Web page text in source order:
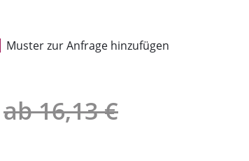
Muster zur Anfrage hinzufügen
ab 16,13 €